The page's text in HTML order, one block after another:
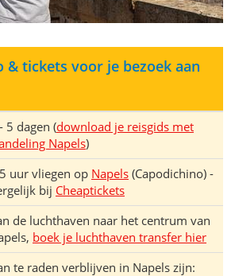
& tickets voor je bezoek aan
5 dagen (download je reisgids met
Napels)
uur vliegen op Napels (Capodichino) -
bij Cheaptickets
de luchthaven naar het centrum van
boek je luchthaven transfer hier
te raden verblijven in Napels zijn: